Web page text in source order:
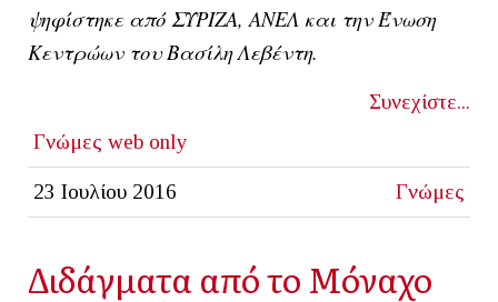
ψηφίστηκε από ΣΥΡΙΖΑ, ΑΝΕΛ και την Ένωση
Κεντρώων του Βασίλη Λεβέντη.
Συνεχίστε...
Γνώμες web only
23 Ιουλίου 2016 Γνώμες
Διδάγματα από το Μόναχο